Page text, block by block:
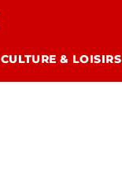
CULTURE & LOISIRS